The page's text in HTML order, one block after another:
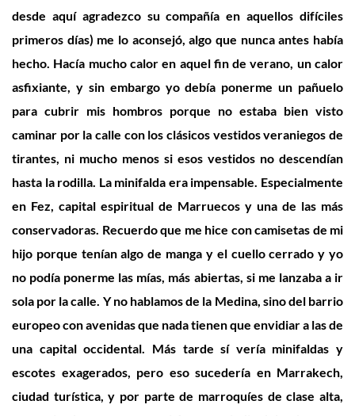
desde aquí agradezco su compañía en aquellos difíciles
primeros días) me lo aconsejó, algo que nunca antes había
hecho. Hacía mucho calor en aquel fin de verano, un calor
asfixiante, y sin embargo yo debía ponerme un pañuelo
para cubrir mis hombros porque no estaba bien visto
caminar por la calle con los clásicos vestidos veraniegos de
tirantes, ni mucho menos si esos vestidos no descendían
hasta la rodilla. La minifalda era impensable. Especialmente
en Fez, capital espiritual de Marruecos y una de las más
conservadoras. Recuerdo que me hice con camisetas de mi
hijo porque tenían algo de manga y el cuello cerrado y yo
no podía ponerme las mías, más abiertas, si me lanzaba a ir
sola por la calle. Y no hablamos de la Medina, sino del barrio
europeo con avenidas que nada tienen que envidiar a las de
una capital occidental. Más tarde sí vería minifaldas y
escotes exagerados, pero eso sucedería en Marrakech,
ciudad turística, y por parte de marroquíes de clase alta,